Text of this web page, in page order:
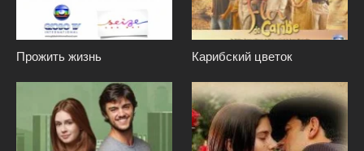
Прожить жизнь Карибский цветок